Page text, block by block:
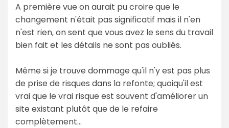
A première vue on aurait pu croire que le
changement n'était pas significatif mais il n'en
n'est rien, on sent que vous avez le sens du travail
bien fait et les détails ne sont pas oubliés.
Même si je trouve dommage qu'il n'y est pas plus
de prise de risques dans la refonte; quoiqu'il est
vrai que le vrai risque est souvent d'améliorer un
site existant plutôt que de le refaire
complètement...